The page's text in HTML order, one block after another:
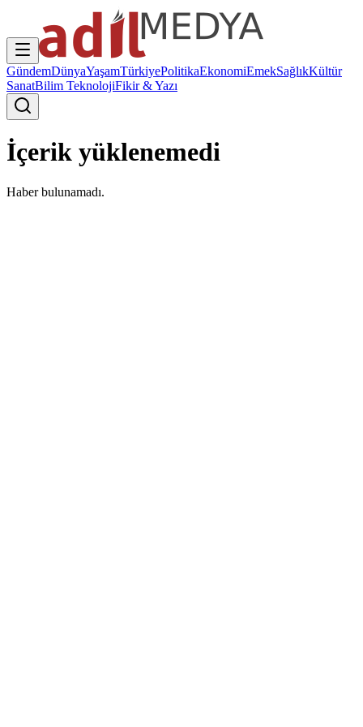
GündemDünyaYaşamTürkiyePolitikaEkonomiEmekSağlıkKültür
SanatBilim TeknolojiFikir & Yazı
İçerik yüklenemedi
Haber bulunamadı.